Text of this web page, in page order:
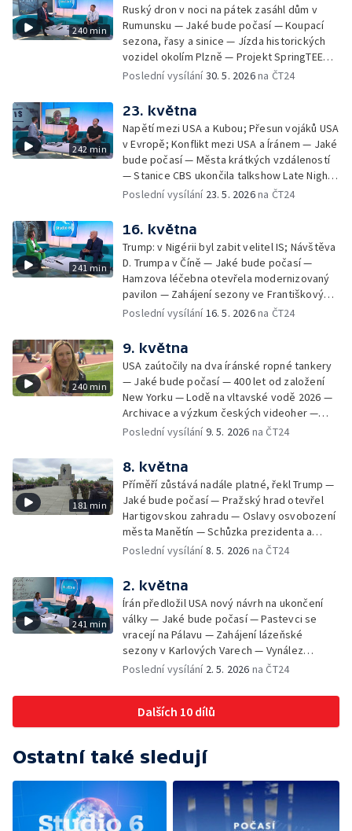
silnicích — Mezinárodní festival nového
cirkusu Cirk-UFF — Ošetření po bodnutí
hmyzem — 113. ročník veslařského závodu
Primátorky — Zelenskyj navrhl v dopise
Putinovi schůzku; Putin jednal se
for People — Den otevřených dveří
Archeologického centra Olomouc —
Blahořečení kněží Buly a Drboly — Bahna
2026: defilé historické vojenské techniky
240 min
Ruský dron v noci na pátek zasáhl dům v
Rumunsku — Jaké bude počasí — Koupací
sezona, řasy a sinice — Jízda historických
vozidel okolím Plzně — Projekt SpringTEEN
— Černé ovce: komplikace při odletu na
Podještědí — Vědci rozluštili tzv. Borgovu
šifru — Festival Karoliny Světlé —
Roztroušenou sklerózu se daří zachytit včas
— Pořad Zkraje o černých stavbách —
Dohoda o prodloužení příměří mezi USA a
Íránem — Příběhy z pitevny: povolání
soudního znalce — Mezi ploty 2026 — Velký
Paraple — LAVRS Market — Preventivní akce
Kolama dolů
Poslední vysílání30. 5. 2026na ČT24
242 min
23. května
Napětí mezi USA a Kubou; Přesun vojáků USA
v Evropě; Konflikt mezi USA a Íránem — Jaké
bude počasí — Města krátkých vzdáleností
— Stanice CBS ukončila talkshow Late Night
— Obnova historického větrného mlýna u
bankéře — Vědci objasňují zmizení
Franklinovy expedice — Bezpečnostní
konference Globsec — Evropský den
chráněných území v českých NP — Dálková
turistika: jak nepřecenit své síly — Čeští
hokejisté se utkají se Slováky — Zelenskyj
se zúčastní summitu NATO v Ankaře —
— Kanadská Alberta uvažuje o nezávislosti
— Dny soukromých hradů a zámků —
Prevence před vznikem požárů — Pohneme
Karlovarským krajem
Poslední vysílání 23. 5. 2026na ČT24
241 min
16. května
Trump: v Nigérii byl zabit velitel IS; Návštěva
D. Trumpa v Číně — Jaké bude počasí —
Hamzova léčebna otevřela modernizovaný
pavilon — Zahájení sezony ve Františkových
Lázních — Pochod Praha–Prčice — Černé
Pražském jaru — Brigády na léto —
Autobusový den PID na Letné — Hypertenze
už není jen chorobou seniorů — Zkraje:
česko-slovensko-polské trojmezí — Ruská
agrese na Ukrajině a výměna zajatců —
Odcizená lebka svaté Zdislavy nalezena —
100 let Domu umění v Ostravě — Měření
Festival Železné cyklotrasy — MS v ledním
hokeji
Poslední vysílání16. 5. 2026na ČT24
240 min
9. května
USA zaútočily na dva íránské ropné tankery
— Jaké bude počasí — 400 let od založení
New Yorku — Lodě na vltavské vodě 2026 —
Archivace a výzkum českých videoher —
Černé ovce: vyúčtování energií — Vztahy
přepravě vody — Kempy zahajují sezonu —
Trabi Český ráj Jinolice — Aktivita klíšťat
prudce roste — Začala Sarkandrovská pouť
smíření — Třídenní klid zbraní mezi Ruskem a
Ukrajinou — Jak začít s běháním — Ustavující
schůze nového maďarského parlamentu;
Fico se setká s Putinem — Účast ruských
a inovací — Otevírání pramenů v
Luhačovicích — Vrcholí festival Anifilm
Poslední vysílání9. 5. 2026 na ČT24
181 min
8. května
Příměří zůstává nadále platné, řekl Trump —
Jaké bude počasí — Pražský hrad otevřel
Hartigovskou zahradu — Oslavy osvobození
města Manětín — Schůzka prezidenta a
premiéra k summitu NATO — 81 let od konce
Kohoutová o mateřství a sebepřijetí — David
Attenborough slaví 100 let — Oslavy
osvobození v Rokycanech — Prevence
rakoviny vaječníků — Začíná pouť z Brna do
Křtin — Brífink po jednání prezidenta s
premiérem — Rok od zvolení papeže Lva XIV.
— Prezident: k dohodě s premiérem
Poslední vysílání8. 5. 2026 na ČT24
241 min
2. května
Írán předložil USA nový návrh na ukončení
války — Jaké bude počasí — Pastevci se
vracejí na Pálavu — Zahájení lázeňské
sezony v Karlových Varech — Vynález
instantní kávy — Černé ovce: zlato —
Napoleonovi — V neděli odstartuje 31.
pražský maraton — Jak se připravit na
maraton — Zkraje tentokrát o bezpečnosti v
Německa; Telefonát Trumpa s Putinem — 190
Charitativní akce ADRAběh — Slavnosti
svobody v Plzni — Jak se americké plodiny
dostaly do Evropy — Markomania 2026 —
Poslední vysílání 2. 5. 2026 na ČT24
Dalších 10 dílů
Ostatní také sledují